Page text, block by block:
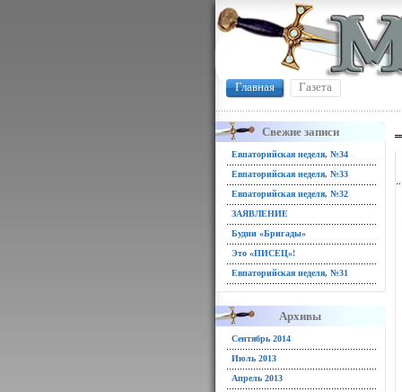
Главная Газета
Свежие записи
Евпаторийская неделя, №34
Евпаторийская неделя, №33
Евпаторийская неделя, №32
ЗАЯВЛЕНИЕ
Будни «Бригады»
Это «ПИСЕЦ»!
Евпаторийская неделя, №31
Архивы
Сентябрь 2014
Июль 2013
Апрель 2013